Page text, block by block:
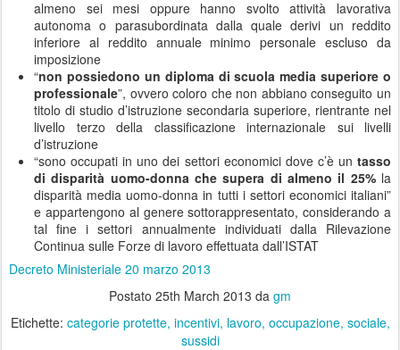
almeno sei mesi oppure hanno svolto attività lavorativa
autonoma o parasubordinata dalla quale derivi un reddito
inferiore al reddito annuale minimo personale escluso da
imposizione
“non possiedono un diploma di scuola media superiore o
professionale”, ovvero coloro che non abbiano conseguito un
titolo di studio d’istruzione secondaria superiore, rientrante nel
livello terzo della classificazione internazionale sui livelli
d’istruzione
“sono occupati in uno dei settori economici dove c’è un tasso
di disparità uomo-donna che supera di almeno il 25%la
disparità media uomo-donna in tutti i settori economici italiani”
e appartengono al genere sottorappresentato, considerando a
tal fine i settori annualmente individuati dalla Rilevazione
Continua sulle Forze di lavoro effettuata dall’ISTAT
Decreto Ministeriale 20 marzo 2013
Postato 25th March 2013 da gm
Etichette: categorie protette incentivi lavoro occupazione sociale
sussidi